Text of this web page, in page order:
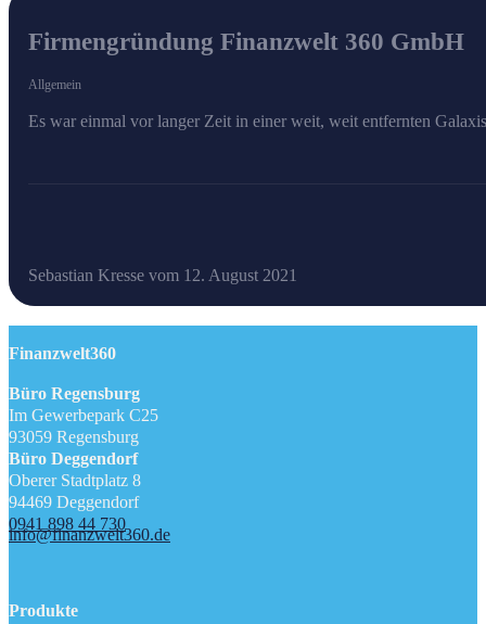
Firmengründung Finanzwelt 360 GmbH
Allgemein
Es war einmal vor langer Zeit in einer weit, weit entfernten
Sebastian Kresse vom 12. August 2021
Finanzwelt360
Büro Regensburg
Im Gewerbepark C25
93059 Regensburg
Büro Deggendorf
Oberer Stadtplatz 8
94469 Deggendorf
0941 898 44 730
info@finanzwelt360.de
Produkte